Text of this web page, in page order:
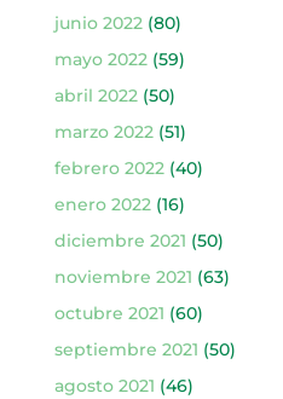
junio 2022(80)
mayo 2022(59)
abril 2022(50)
marzo 2022(51)
febrero 2022(40)
enero 2022(16)
diciembre 2021 (50)
noviembre 2021 (63)
octubre 2021 (60)
septiembre 2021 (50)
agosto 2021 (46)